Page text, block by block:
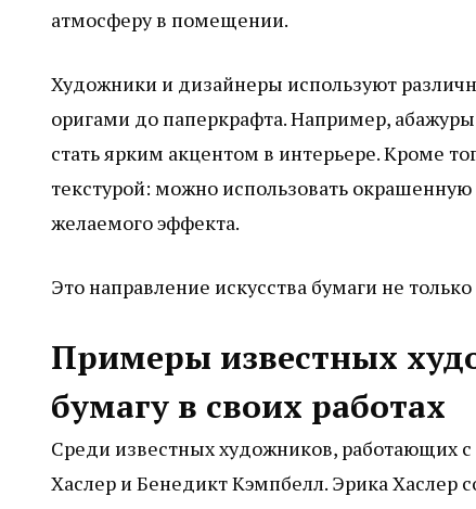
атмосферу в помещении.
Художники и дизайнеры используют
оригами до паперкрафта. Например,
стать ярким акцентом в интерьере. Кроме
текстурой: можно использовать
желаемого эффекта.
Это направление искусства бумаги не
Примеры известных
бумагу в своих работах
Среди известных художников, работающих
Хаслер и Бенедикт Кэмпбелл. Эрика Хаслер